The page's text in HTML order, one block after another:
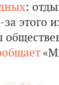
:
этого